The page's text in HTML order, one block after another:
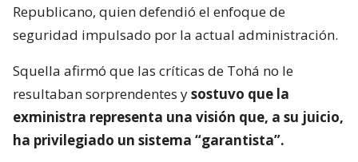
Republicano, quien defendió el enfoque de
seguridad impulsado por la actual administración.
Squella afirmó que las críticas de Tohá no le
resultaban sorprendentes ysostuvo que la
exministra representa una visión que, a su juicio,
ha privilegiado un sistema “garantista”.